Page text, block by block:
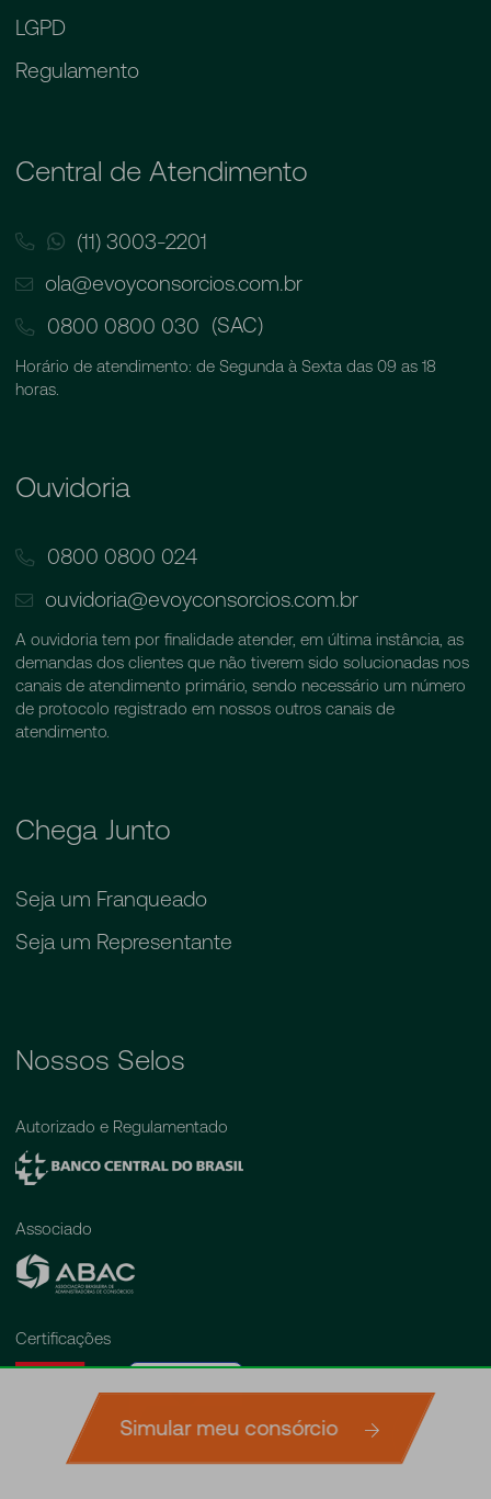
Simular meu consórcio
LGPD
Regulamento
Central de Atendimento
(11) 3003-2201
ola@evoyconsorcios.com.br
0800 0800 030 (SAC)
Horário de atendimento: de Segunda à Sexta das 09 as 18
horas.
Ouvidoria
0800 0800 024
ouvidoria@evoyconsorcios.com.br
A ouvidoria tem por finalidade atender, em última instância, as
demandas dos clientes que não tiverem sido solucionadas nos
canais de atendimento primário, sendo necessário um número
de protocolo registrado em nossos outros canais de
atendimento.
Chega Junto
Seja um Franqueado
Seja um Representante
Nossos Selos
Autorizado e Regulamentado
Associado
Certificações
Verificada por
Simule agora